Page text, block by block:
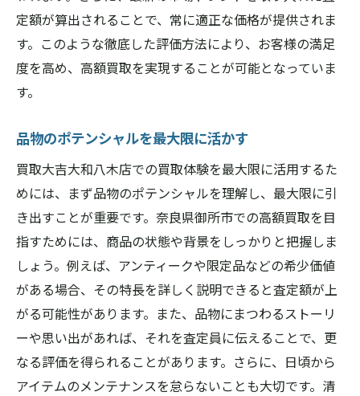
定額が算出されることで、常に適正な価格が提供されま
す。このような徹底した評価方法により、お客様の満足
度を高め、高額買取を実現することが可能となっていま
す。
品物のポテンシャルを最大限に活かす
買取大吉大和八木店での買取体験を最大限に活用するた
めには、まず品物のポテンシャルを理解し、最大限に引
き出すことが重要です。奈良県御所市での高額買取を目
指すためには、商品の状態や背景をしっかりと把握しま
しょう。例えば、アンティークや限定品などの希少価値
がある場合、その特長を詳しく説明できると査定額が上
がる可能性があります。また、品物にまつわるストーリ
ーや思い出があれば、それを査定員に伝えることで、更
なる評価を得られることがあります。さらに、日頃から
アイテムのメンテナンスを怠らないことも大切です。清